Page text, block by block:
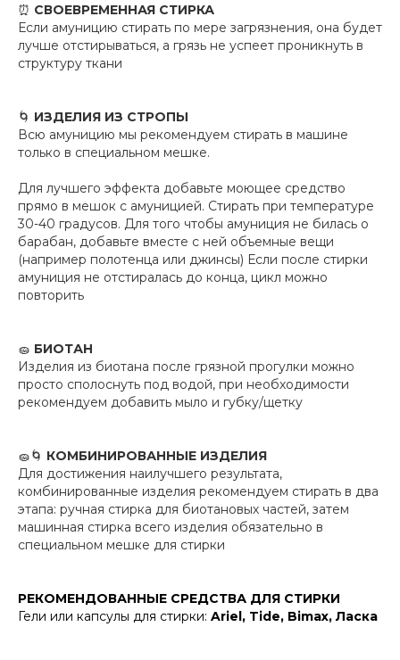
⏰ СВОЕВРЕМЕННАЯ СТИРКА
Если амуницию стирать по мере загрязнения, она будет
лучше отстирываться, а грязь не успеет проникнуть в
структуру ткани
🌀 ИЗДЕЛИЯ ИЗ СТРОПЫ
Всю амуницию мы рекомендуем стирать в машине
только в специальном мешке.
Для лучшего эффекта добавьте моющее средство
прямо в мешок с амуницией. Стирать при температуре
30-40 градусов. Для того чтобы амуниция не билась о
барабан, добавьте вместе с ней объемные вещи
(например полотенца или джинсы) Если после стирки
амуниция не отстиралась до конца, цикл можно
повторить
🧽 БИОТАН
Изделия из биотана после грязной прогулки можно
просто сполоснуть под водой, при необходимости
рекомендуем добавить мыло и губку/щетку
🧽🌀 КОМБИНИРОВАННЫЕ ИЗДЕЛИЯ
Для достижения наилучшего результата,
комбинированные изделия рекомендуем стирать в два
этапа: ручная стирка для биотановых частей, затем
машинная стирка всего изделия обязательно в
специальном мешке для стирки
РЕКОМЕНДОВАННЫЕ СРЕДСТВА ДЛЯ СТИРКИ
Гели или капсулы для стирки: Ariel, Tide, Bimax, Ласка